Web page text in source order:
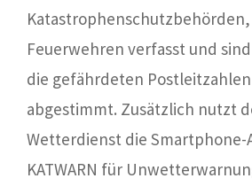
Feuerwehren verfasst und
die gefährdeten
abgestimmt. Zusätzlich nutzt
Wetterdienst die Smartphone-
KATWARN für